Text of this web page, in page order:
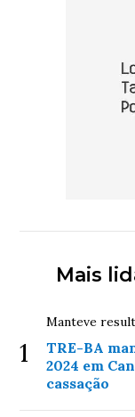
Mais
1
Manteve
TRE-BA
2024 em
cassação